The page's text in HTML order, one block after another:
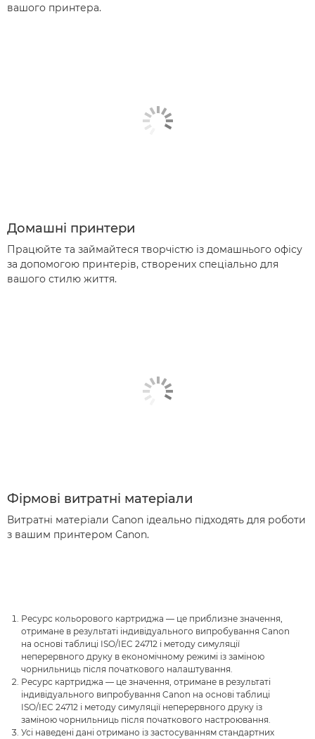
вашого принтера.
Домашні принтери
Працюйте та займайтеся творчістю із домашнього офісу
за допомогою принтерів, створених спеціально для
вашого стилю життя.
Фірмові витратні матеріали
Витратні матеріали Canon ідеально підходять для роботи
з вашим принтером Canon.
Ресурс кольорового картриджа — це приблизне значення,
отримане в результаті індивідуального випробування Canon
на основі таблиці ISO/IEC 24712 і методу симуляції
неперервного друку в економічному режимі із заміною
чорнильниць після початкового налаштування.
Ресурс картриджа — це значення, отримане в результаті
індивідуального випробування Canon на основі таблиці
ISO/IEC 24712 і методу симуляції неперервного друку із
заміною чорнильниць після початкового настроювання.
Усі наведені дані отримано із застосуванням стандартних